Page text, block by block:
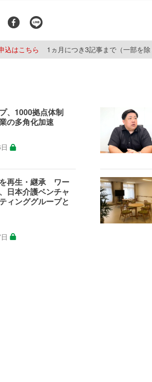
込はこちら 1ヵ月につき3記事まで（一部を
、1000拠点体制
の多角化加速
日
再生・継承 ワー
日本介護ベンチャ
ィンググループと
日